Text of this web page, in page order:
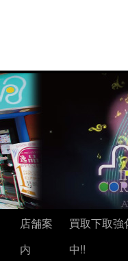
店舗案
内
買取下取強
中!!